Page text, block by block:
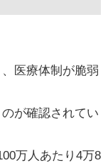
医療体制が脆弱
が確認されてい
万人あたり4万8